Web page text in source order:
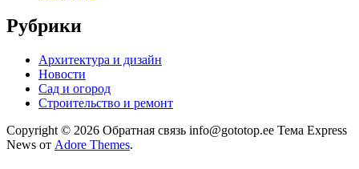
Рубрики
Архитектура и дизайн
Новости
Сад и огород
Строительство и ремонт
Copyright © 2026 Обратная связь info@gototop.ee Тема Express
News от Adore Themes.